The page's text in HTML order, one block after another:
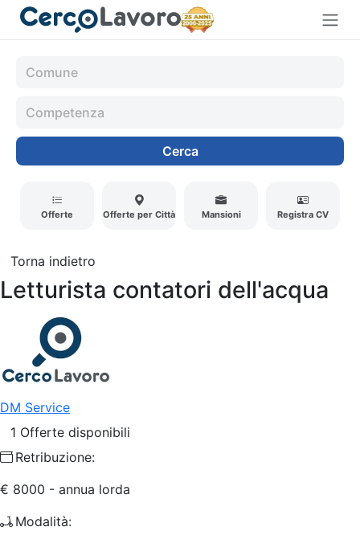
Cerca
Offerte Offerte per Città Mansioni Registra CV
Torna indietro
Letturista contatori dell'acqua
DM Service
1 Offerte disponibili
Retribuzione:
€ 8000 - annua lorda
Modalità: